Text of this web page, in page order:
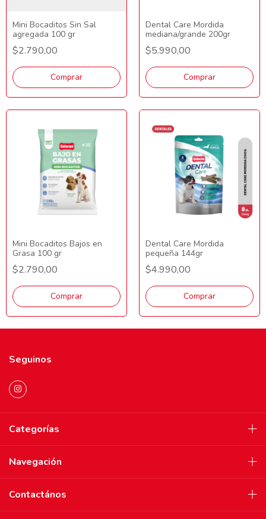
Mini Bocaditos Sin Sal
agregada 100 gr
$2.790,00
Comprar
Dental Care Mordida
mediana/grande 200gr
$5.990,00
Comprar
Mini Bocaditos Bajos en
Grasa 100 gr
$2.790,00
Comprar
Dental Care Mordida
pequeña 144gr
$4.990,00
Comprar
Seguinos
Categorías
Navegación
Contactános